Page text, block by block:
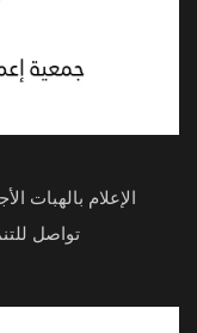
الإعلام بالهبات
تواصل للتنمية